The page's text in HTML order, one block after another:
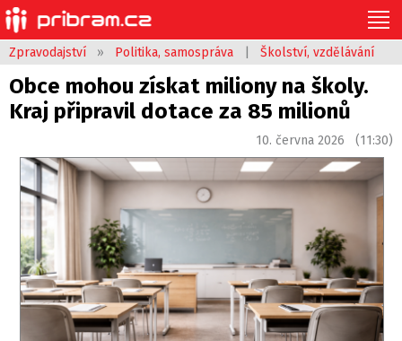
Zpravodajství » Politika, samospráva Školství, vzdělávání
Obce mohou získat miliony na školy.
Kraj připravil dotace za 85 milionů
10. června 2026 (11:30)